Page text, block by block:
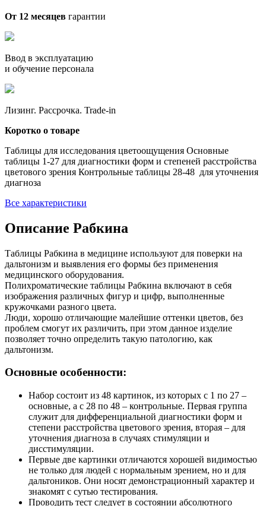
От 12 месяцев гарантии
Ввод в эксплуатацию
и обучение персонала
Лизинг. Рассрочка. Trade-in
Коротко о товаре
Таблицы для исследования цветоощущения Основные
таблицы 1-27 для диагностики форм и степеней расстройства
цветового зрения Контрольные таблицы 28-48 для уточнения
диагноза
Все характеристики
Описание Рабкина
Таблицы Рабкина в медицине используют для поверки на
дальтонизм и выявления его формы без применения
медицинского оборудования.
Полихроматические таблицы Рабкина включают в себя
изображения различных фигур и цифр, выполненные
кружочками разного цвета.
Люди, хорошо отличающие малейшие оттенки цветов, без
проблем смогут их различить, при этом данное изделие
позволяет точно определить такую патологию, как
дальтонизм.
Основные особенности:
Набор состоит из 48 картинок, из которых с 1 по 27 –
основные, а с 28 по 48 – контрольные. Первая группа
служит для дифференциальной диагностики форм и
степени расстройства цветового зрения, вторая – для
уточнения диагноза в случаях стимуляции и
дисстимуляции.
Первые две картинки отличаются хорошей видимостью
не только для людей с нормальным зрением, но и для
дальтоников. Они носят демонстрационный характер и
знакомят с сутью тестирования.
Проводить тест следует в состоянии абсолютного